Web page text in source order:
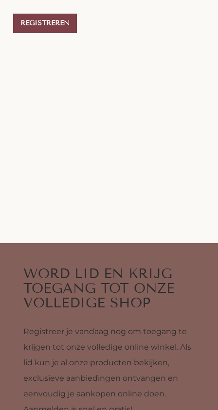
REGISTREREN
WORD LID EN KRIJG
TOEGANG TOT ONZE
VOLLEDIGE SHOP
Registreer je vandaag nog om toegang te
krijgen tot onze volledige online winkel. Als
lid kun je al onze producten bekijken,
exclusieve aanbiedingen ontvangen en
eenvoudig je aankopen online doen.